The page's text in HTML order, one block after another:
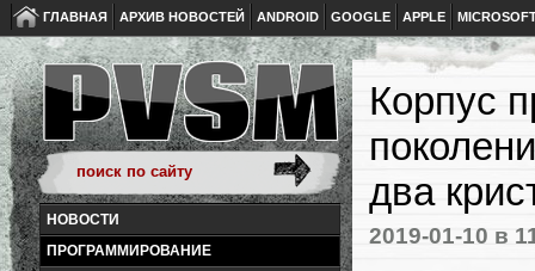
ГЛАВНАЯ АРХИВ НОВОСТЕЙ ANDROID GOOGLE APPLE
НОВОСТИ
ПРОГРАММИРОВАНИЕ
Корпус
два
2019-01-10 в